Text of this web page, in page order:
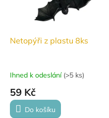
Netopýři z plastu 8ks
Ihned k odeslání (>5 ks)
59 Kč
Do košíku